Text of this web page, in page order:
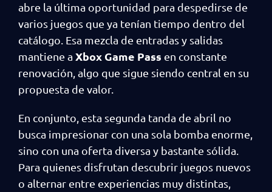
abre la última oportunidad para despedirse de
varios juegos que ya tenían tiempo dentro del
catálogo. Esa mezcla de entradas y salidas
mantiene a Xbox Game Pass en constante
renovación, algo que sigue siendo central en su
propuesta de valor.
En conjunto, esta segunda tanda de abril no
busca impresionar con una sola bomba enorme,
sino con una oferta diversa y bastante sólida.
Para quienes disfrutan descubrir juegos nuevos
o alternar entre experiencias muy distintas,